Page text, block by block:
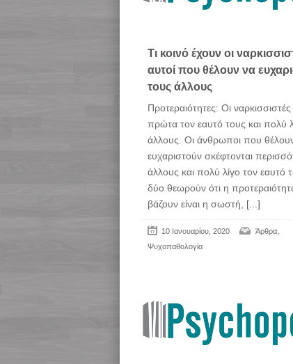
Τι κοινό έχουν οι
αυτοί που θέλουν να
τους άλλους
Προτεραιότητες: Οι
πρώτα τον εαυτό τους και πολύ
άλλους. Οι άνθρωποι που
ευχαριστούν σκέφτονται
άλλους και πολύ λίγο τον εαυτό
δύο θεωρούν ότι η
βάζουν είναι η σωστή,
[...]
10 Ιανουαρίου, 2020 Άρθρα
Ψυχοπαθολογία